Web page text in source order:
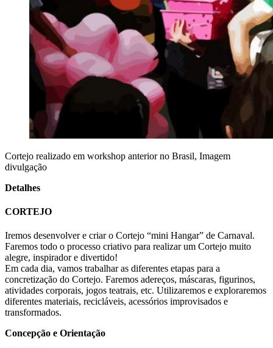
Cortejo realizado em workshop anterior no Brasil, Imagem
divulgação
Detalhes
CORTEJO
Iremos desenvolver e criar o Cortejo “mini Hangar” de Carnaval.
Faremos todo o processo criativo para realizar um Cortejo muito
alegre, inspirador e divertido!
Em cada dia, vamos trabalhar as diferentes etapas para a
concretização do Cortejo. Faremos adereços, máscaras, figurinos,
atividades corporais, jogos teatrais, etc. Utilizaremos e exploraremos
diferentes materiais, recicláveis, acessórios improvisados e
transformados.
Concepção e Orientação